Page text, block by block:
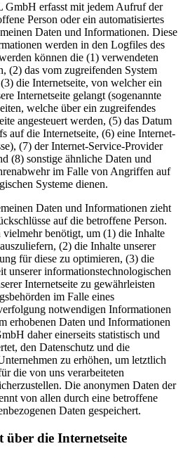
GmbH erfasst mit jedem Aufruf der
Person oder ein automatisiertes
Daten und Informationen. Diese
werden in den Logfiles des
können die (1) verwendeten
(2) das vom zugreifenden System
die Internetseite, von welcher ein
Internetseite gelangt (sogenannte
welche über ein zugreifendes
angesteuert werden, (5) das Datum
auf die Internetseite, (6) eine Internet-
(7) der Internet-Service-Provider
(8) sonstige ähnliche Daten und
im Falle von Angriffen auf
Systeme dienen.
Daten und Informationen zieht
auf die betroffene Person.
benötigt, um (1) die Inhalte
(2) die Inhalte unserer
für diese zu optimieren, (3) die
unserer informationstechnologischen
Internetseite zu gewährleisten
im Falle eines
notwendigen Informationen
erhobenen Daten und Informationen
daher einerseits statistisch und
den Datenschutz und die
zu erhöhen, um letztlich
die von uns verarbeiteten
Die anonymen Daten der
von allen durch eine betroffene
Daten gespeichert.
die Internetseite